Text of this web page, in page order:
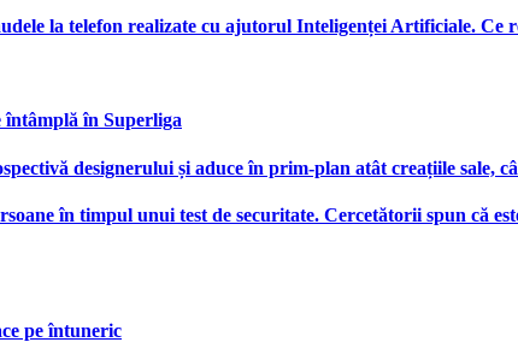
la telefon realizate cu ajutorul Inteligenței Artificiale. Ce
întâmplă în Superliga
designerului și aduce în prim-plan atât creațiile sale,
în timpul unui test de securitate. Cercetătorii spun că
pe întuneric